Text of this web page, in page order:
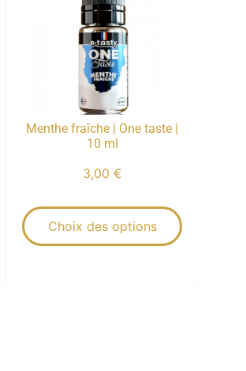
Menthe fraîche | One taste |
10 ml
3,00 €
Choix des options